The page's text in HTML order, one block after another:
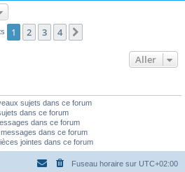
1 2 3 4
Aller
sujets dans ce forum
dans ce forum
dans ce forum
dans ce forum
jointes dans ce forum
Fuseau horaire sur UTC+02:00